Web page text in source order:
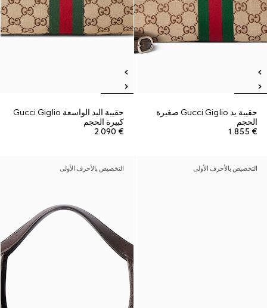
حقيبة يد Gucci Giglio صغيرة
الحجم
€ 1.855
حقيبة اليد الواسعة Gucci Giglio
كبيرة الحجم
€ 2.090
التخصيص بالأحرف الأولى التخصيص بالأحرف الأولى